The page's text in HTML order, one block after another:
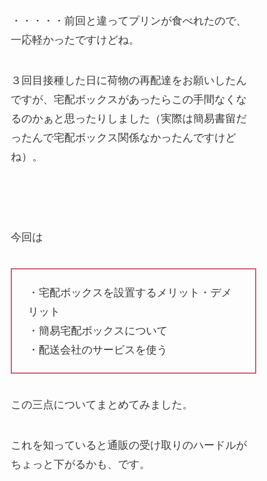
・・・・・前回と違ってプリンが食べれたので、
一応軽かったですけどね。
３回目接種した日に荷物の再配達をお願いしたん
ですが、宅配ボックスがあったらこの手間なくな
るのかぁと思ったりしました（実際は簡易書留だ
ったんで宅配ボックス関係なかったんですけど
ね）。
今回は
・宅配ボックスを設置するメリット・デメ
リット
・簡易宅配ボックスについて
・配送会社のサービスを使う
この三点についてまとめてみました。
これを知っていると通販の受け取りのハードルが
ちょっと下がるかも、です。